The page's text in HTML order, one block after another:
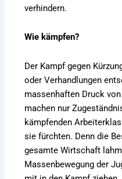
verhindern.
Wie kämpfen?
Der Kampf gegen
oder Verhandlungen
massenhaften Druck
machen nur
kämpfenden
sie fürchten. Denn die
gesamte Wirtschaft
Massenbewegung der